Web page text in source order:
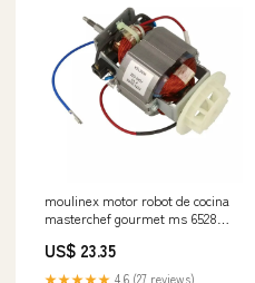
moulinex motor robot de cocina
masterchef gourmet ms 652812
US$ 23.35
★★★★★ 4.6 (27 reviews)